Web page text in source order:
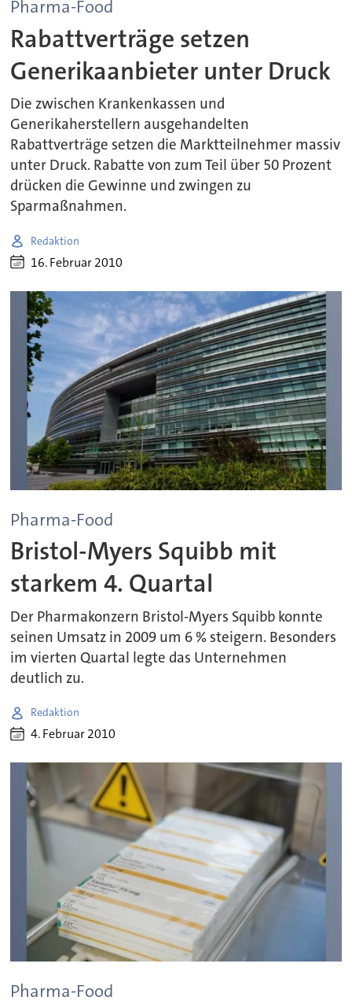
Pharma-Food
Rabattverträge setzen
Generikaanbieter unter Druck
Die zwischen Krankenkassen und
Generikaherstellern ausgehandelten
Rabattverträge setzen die Marktteilnehmer massiv
unter Druck. Rabatte von zum Teil über 50 Prozent
drücken die Gewinne und zwingen zu
Sparmaßnahmen.
Redaktion
16. Februar 2010
Pharma-Food
Bristol-Myers Squibb mit
starkem 4. Quartal
Der Pharmakonzern Bristol-Myers Squibb konnte
seinen Umsatz in 2009 um 6 % steigern. Besonders
im vierten Quartal legte das Unternehmen
deutlich zu.
Redaktion
4. Februar 2010
Pharma-Food